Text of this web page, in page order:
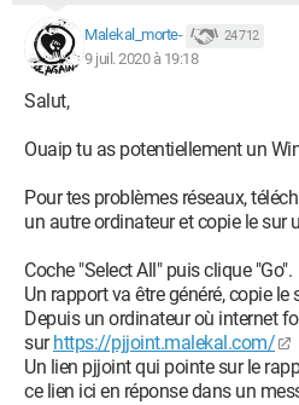
Et désormais Windows Defender
indésirables malgré leurs effets
Please help !... Avec un langage
Malekal_morte- 24 712
9 juil. 2020 à 19:18
Salut,
Ouaip tu as potentiellement un
Pour tes problèmes réseaux,
un autre ordinateur et copie le sur
Coche "Select All" puis clique "Go".
Un rapport va être généré, copie le
Depuis un ordinateur où internet
surhttps://pjjoint.malekal.com/
Un lien pjjoint qui pointe sur le
ce lien ici en réponse dans un